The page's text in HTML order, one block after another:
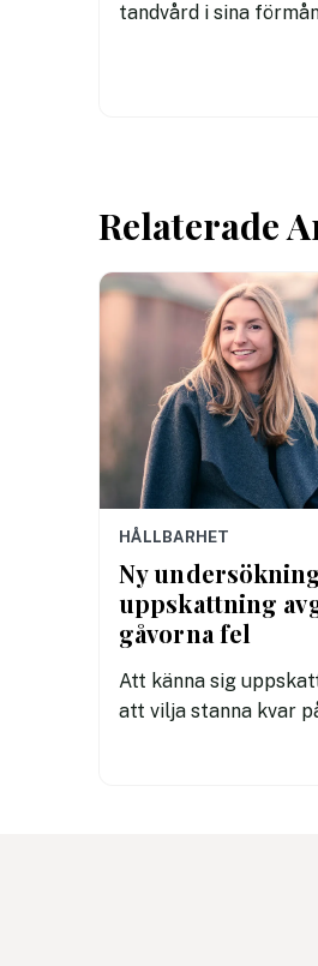
tandvård i sina
Relaterade
HÅLLBARHET
Ny
uppskattning
gåvorna fel
Att känna sig
att vilja stanna kvar
ny Sifo-